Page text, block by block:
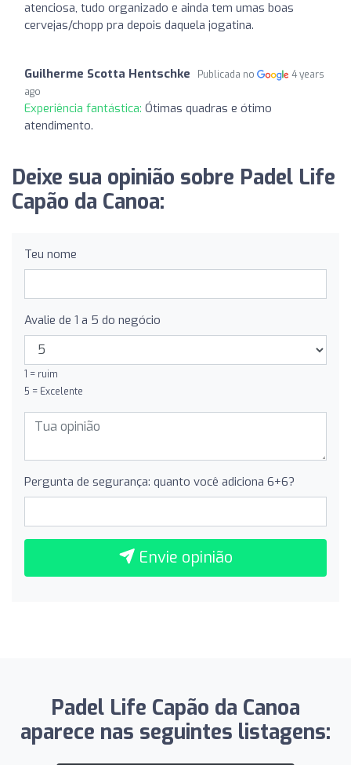
atenciosa, tudo organizado e ainda tem umas boas
cervejas/chopp pra depois daquela jogatina.
Guilherme Scotta Hentschke Publicada no
4 years
ago
Experiência fantástica: Ótimas quadras e ótimo
atendimento.
Deixe sua opinião sobre Padel Life
Capão da Canoa:
Teu nome
Avalie de 1 a 5 do negócio
1 = ruim
5 = Excelente
Pergunta de segurança: quanto você adiciona 6+6?
Envie opinião
Padel Life Capão da Canoa
aparece nas seguintes listagens: